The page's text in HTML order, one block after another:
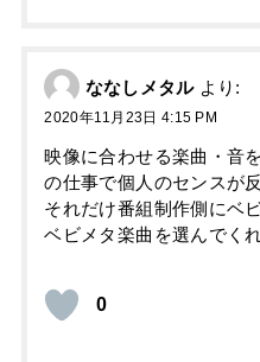
ななしメタル より:
2020年11月23日 4:15 PM
映像に合わせる楽曲・音
の仕事で個人のセンスが
それだけ番組制作側にベ
ベビメタ楽曲を選んでく
0